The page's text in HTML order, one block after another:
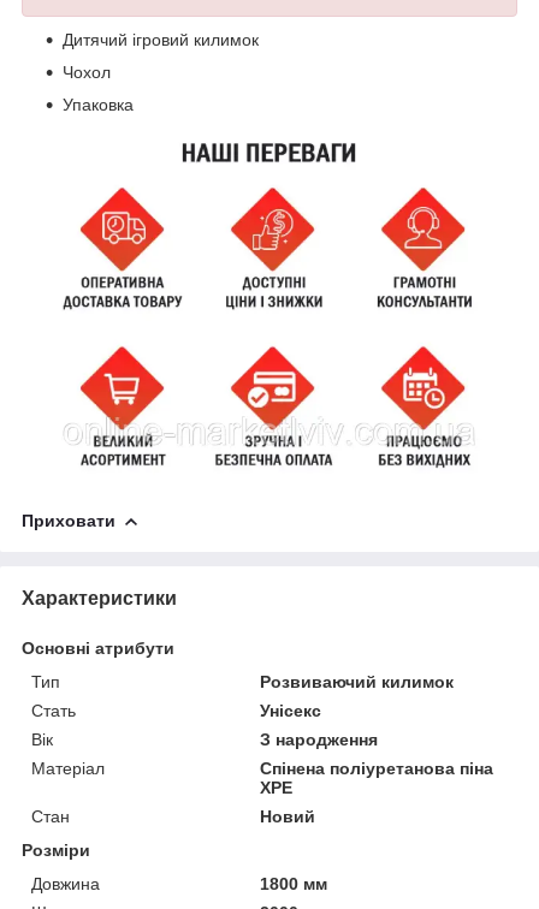
Дитячий ігровий килимок
Чохол
Упаковка
Приховати
Характеристики
Основні атрибути
Тип
Розвиваючий килимок
Стать
Унісекс
Вік
З народження
Матеріал
Спінена поліуретанова піна
ХРЕ
Стан
Новий
Розміри
Довжина
1800 мм